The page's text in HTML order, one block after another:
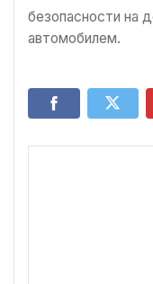
безопасности на
автомобилем.